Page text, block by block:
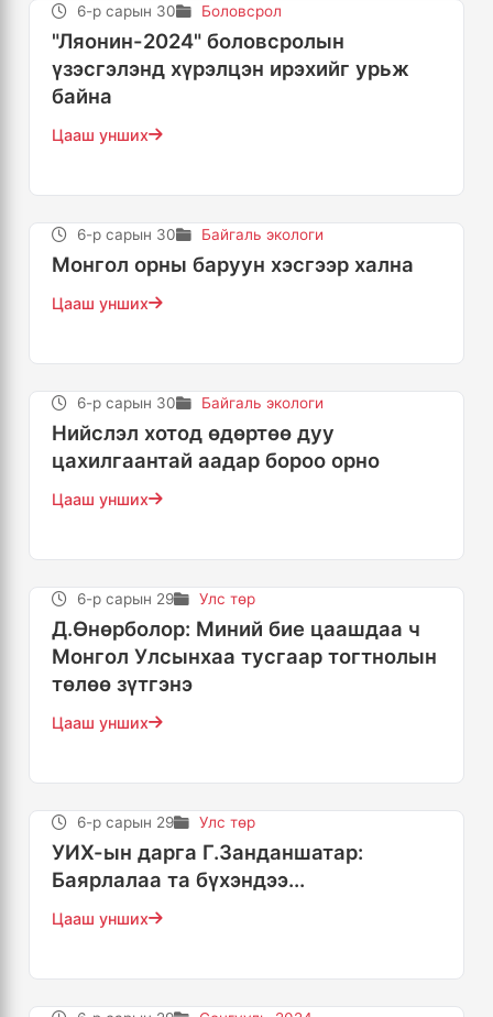
6-р сарын 30 Боловсрол
"Ляонин-2024" боловсролын
үзэсгэлэнд хүрэлцэн ирэхийг урьж
байна
Цааш унших
6-р сарын 30 Байгаль экологи
Монгол орны баруун хэсгээр хална
Цааш унших
6-р сарын 30 Байгаль экологи
Нийслэл хотод өдөртөө дуу
цахилгаантай аадар бороо орно
Цааш унших
6-р сарын 29 Улс төр
Д.Өнөрболор: Миний бие цаашдаа ч
Монгол Улсынхаа тусгаар тогтнолын
төлөө зүтгэнэ
Цааш унших
6-р сарын 29 Улс төр
УИХ-ын дарга Г.Занданшатар:
Баярлалаа та бүхэндээ...
Цааш унших